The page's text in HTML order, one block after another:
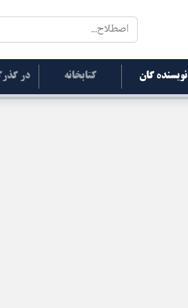
نویسنده گان کتابخانه در